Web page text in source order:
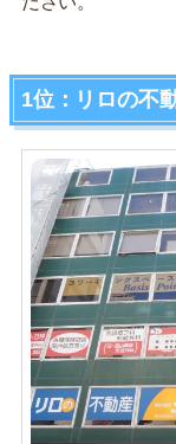
1位：リロの不